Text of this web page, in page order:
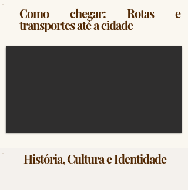
Como chegar: Rotas e
transportes até a cidade
História, Cultura e Identidade